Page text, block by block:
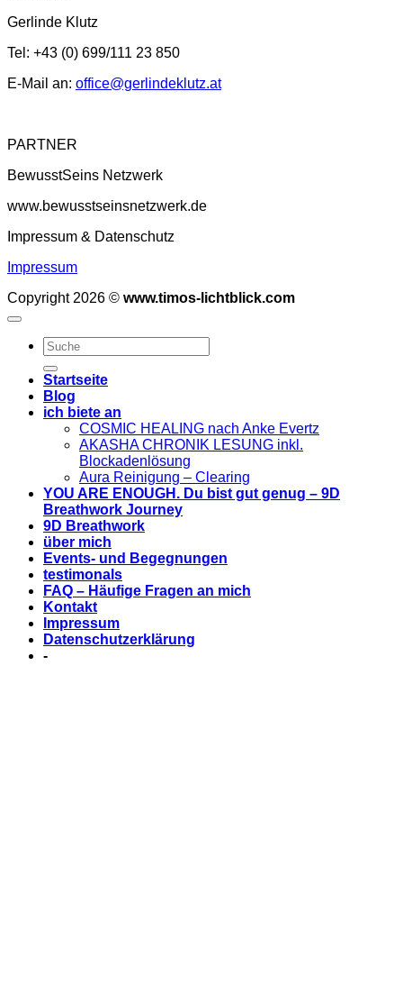
Gerlinde Klutz
Tel: +43 (0) 699/111 23 850
E-Mail an: office@gerlindeklutz.at
PARTNER
BewusstSeins Netzwerk
www.bewusstseinsnetzwerk.de
Impressum & Datenschutz
Impressum
Copyright 2026 © www.timos-lichtblick.com
Startseite
Blog
ich biete an
COSMIC HEALING nach Anke Evertz
AKASHA CHRONIK LESUNG inkl.
Blockadenlösung
Aura Reinigung – Clearing
YOU ARE ENOUGH. Du bist gut genug – 9D
Breathwork Journey
9D Breathwork
über mich
Events- und Begegnungen
testimonals
FAQ – Häufige Fragen an mich
Kontakt
Impressum
Datenschutzerklärung
-